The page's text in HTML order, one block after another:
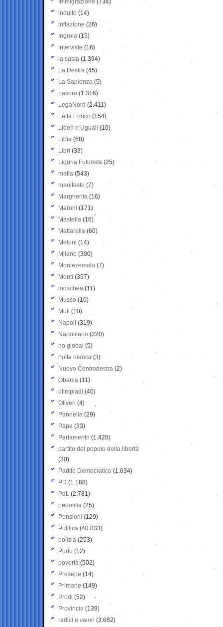
Immigrazione (734)
indulto (14)
inflazione (26)
Ingroia (15)
Interviste (16)
la casta (1.394)
La Destra (45)
La Sapienza (5)
Lavoro (1.316)
LegaNord (2.411)
Letta Enrico (154)
Liberi e Uguali (10)
Libia (68)
Libri (33)
Liguria Futurista (25)
mafia (543)
manifesto (7)
Margherita (16)
Maroni (171)
Mastella (16)
Mattarella (60)
Meloni (14)
Milano (300)
Montezemolo (7)
Monti (357)
moschea (11)
Musso (10)
Muti (10)
Napoli (319)
Napolitano (220)
no global (5)
notte bianca (3)
Nuovo Centrodestra (2)
Obama (11)
olimpiadi (40)
Oliveri (4)
Pannella (29)
Papa (33)
Parlamento (1.428)
partito del popolo della libertà
(30)
Partito Democratico (1.034)
PD (1.188)
PdL (2.781)
pedofilia (25)
Pensioni (129)
Politica (40.833)
polizia (253)
Porto (12)
povertà (502)
Presepe (14)
Primarie (149)
Prodi (52)
Provincia (139)
radici e valori (3.682)